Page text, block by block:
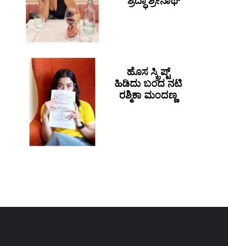
ಹೊಸ ಸ್ಕ್ರಿಪ್ಟ್
ಹಿಡಿದು ಬಂದ ನಟಿ
ರಶ್ಮಿಕಾ ಮಂದಣ್ಣ